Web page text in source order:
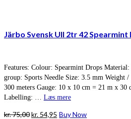
Järbo Svensk Ull 2tr 42 Spearmint
Features: Colour: Spearmint Drops
group: Sports Needle Size: 3.5 mm Weight
300 meters Gauge: 10 x 10 cm = 21 m x 30
Labelling: … Læs mere
kr.75,00Den
kr. 54,95 Den
Buy Now